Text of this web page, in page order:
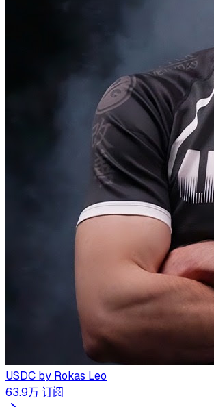
USDC by Rokas Leo
63.9万 订阅